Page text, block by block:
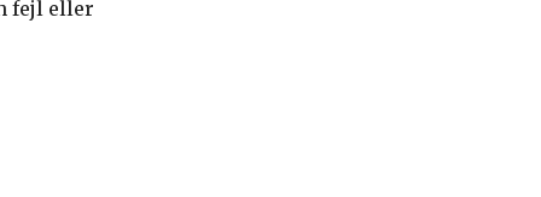
fejl eller